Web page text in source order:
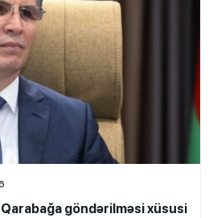
Qarabağa göndərilməsi xüsusi